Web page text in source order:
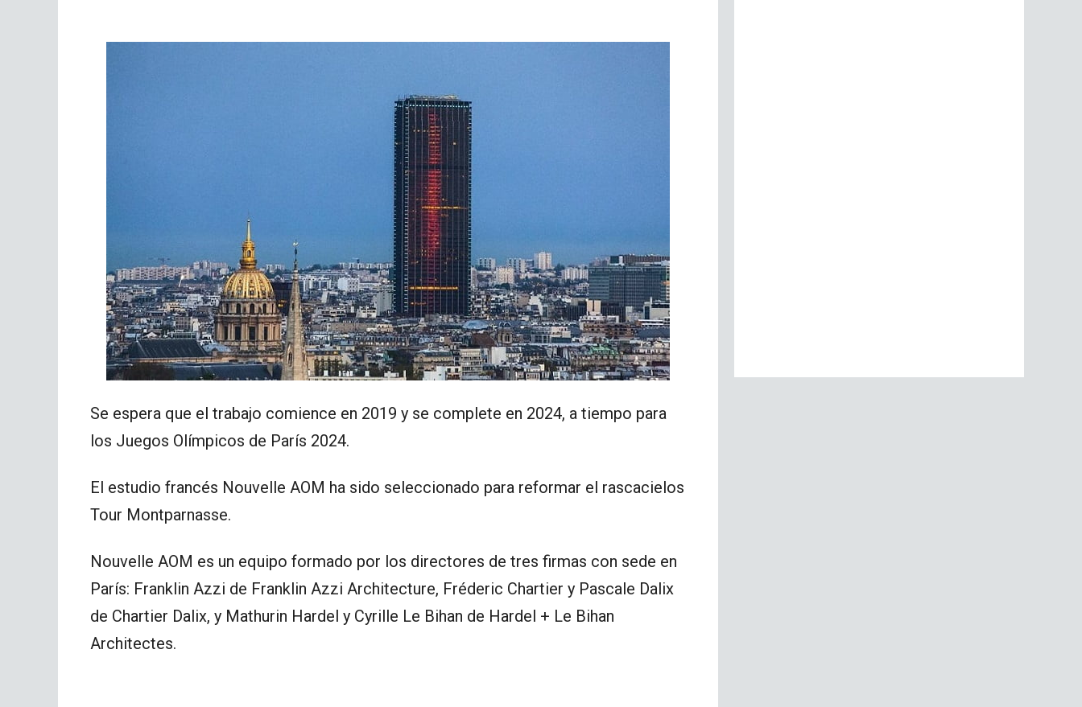
Se espera que el trabajo comience en 2019 y se complete en 2024, a tiempo para
los Juegos Olímpicos de París 2024.
El estudio francés Nouvelle AOM ha sido seleccionado para reformar el rascacielos
Tour Montparnasse.
Nouvelle AOM es un equipo formado por los directores de tres firmas con sede en
París: Franklin Azzi de Franklin Azzi Architecture, Fréderic Chartier y Pascale Dalix
de Chartier Dalix, y Mathurin Hardel y Cyrille Le Bihan de Hardel + Le Bihan
Architectes.